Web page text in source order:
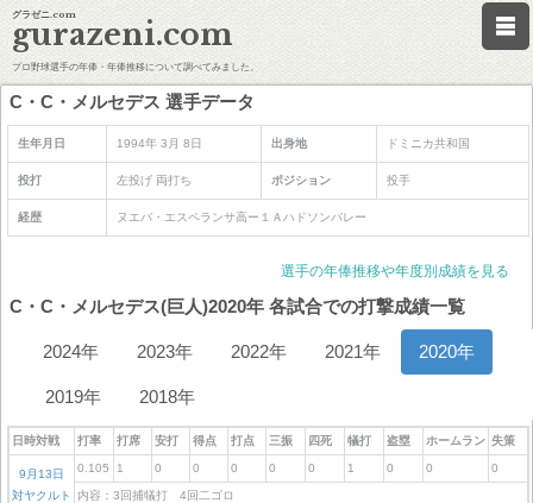
グラゼニ.com
gurazeni.com
プロ野球選手の年俸・年俸推移について調べてみました。
C・C・メルセデス 選手データ
生年月日 1994年 3月 8日 出身地 ドミニカ共和国
投打 左投げ 両打ち ポジション 投手
経歴 ヌエバ・エスペランサ高ー１Ａハドソンバレー
選手の年俸推移や年度別成績を見る
C・C・メルセデス(巨人)2020年 各試合での打撃成績一覧
2024年 2023年 2022年 2021年 2020年
2019年 2018年
日時対戦 打率 打席 安打 得点 打点 三振 四死 犠打 盗塁 ホームラン 失策
9月13日
対ヤクルト
0.105 1 0 0 0 0 0 1 0 0 0
内容：3回捕犠打 4回二ゴロ